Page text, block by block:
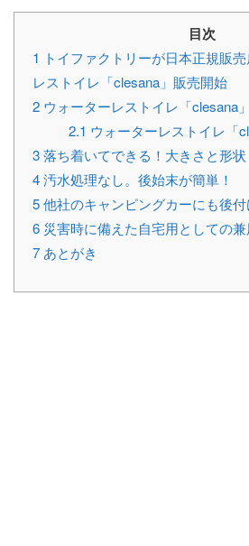
目次
1 トイファクトリーが日本正規販
レストイレ「clesana」販売開始
2 ウォーターレストイレ「clesana
2.1 ウォーターレストイレ「
3落ち着いてできる！大きさと形状
4汚水処理なし。後始末が簡単！
5他社のキャンピングカーにも後
6 災害時に備えた自宅用としての兼
7 あとがき